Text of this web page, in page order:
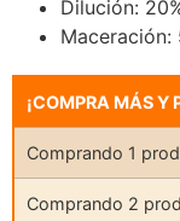
Dilución:
Maceración:
¡COMPRA MÁS Y
Comprando 1
Comprando 2